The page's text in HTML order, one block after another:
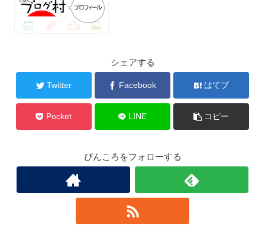
シェアする
Twitter Facebook はてブ
Pocket LINE コピー
ぴんころをフォローする